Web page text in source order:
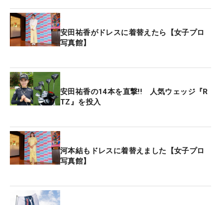
安田祐香がドレスに着替えたら【女子プロ
写真館】
安田祐香の14本を直撃!! 人気ウェッジ『R
TZ』を投入
河本結もドレスに着替えました【女子プロ
写真館】